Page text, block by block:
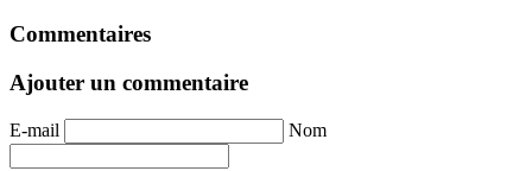
Commentaires
Ajouter un commentaire
E-mail Nom